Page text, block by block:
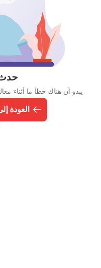
يبدو أن هناك خطأ ما أثناء
العودة